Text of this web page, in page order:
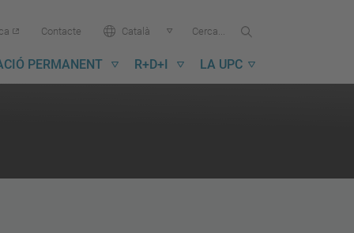
Contacte Idioma:Català Cercar...
UPC
PERMANENT R+D+I LA UPC